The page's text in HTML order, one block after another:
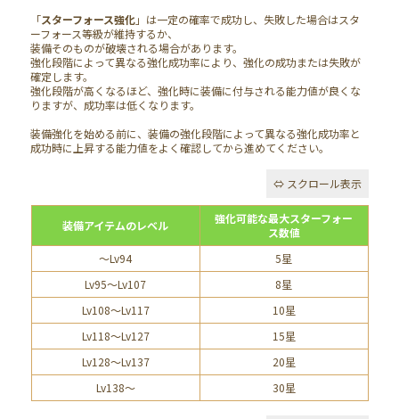
「スターフォース強化」は一定の確率で成功し、失敗した場合はスタ
ーフォース等級が維持するか、
装備そのものが破壊される場合があります。
強化段階によって異なる強化成功率により、強化の成功または失敗が
確定します。
強化段階が高くなるほど、強化時に装備に付与される能力値が良くな
りますが、成功率は低くなります。
装備強化を始める前に、装備の強化段階によって異なる強化成功率と
成功時に上昇する能力値をよく確認してから進めてください。
装備アイテムのレベル
強化可能な最大スターフォー
ス数値
～Lv94
5星
Lv95～Lv107
8星
Lv108～Lv117
10星
Lv118～Lv127
15星
Lv128～Lv137
20星
Lv138～
30星